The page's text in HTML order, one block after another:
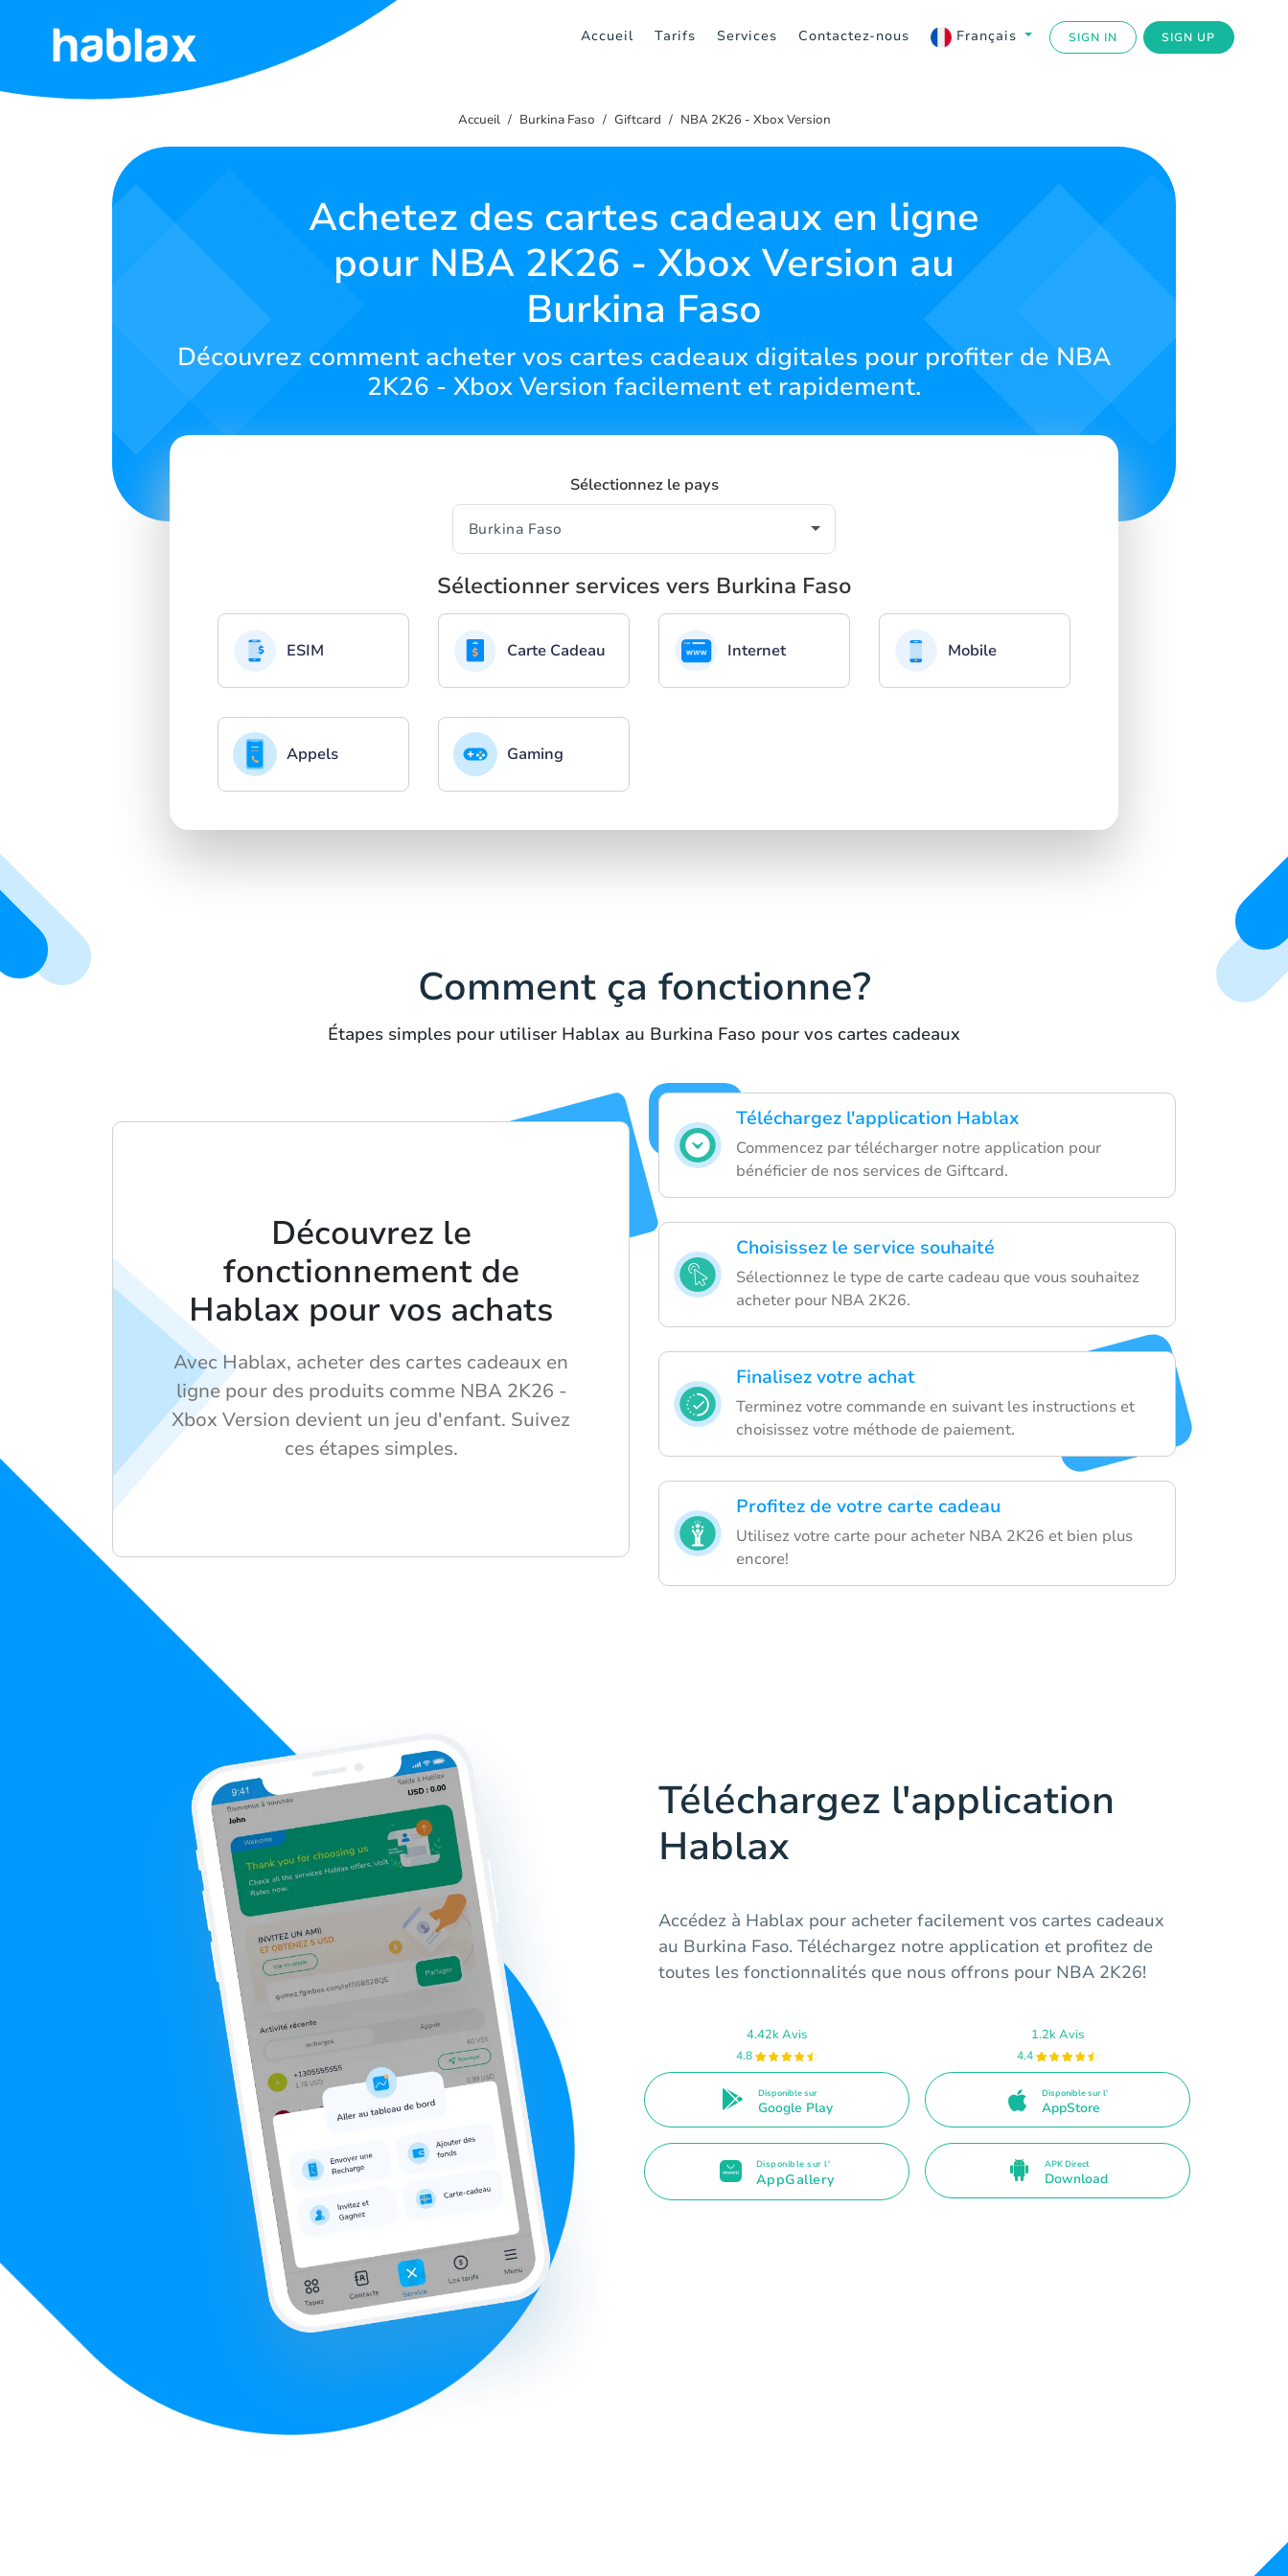
Accueil Tarifs Services Contactez-nous Français SIGN IN SIGN UP
Accueil
Accueil Burkina Faso Giftcard NBA 2K26 - Xbox Version
Achetez des cartes cadeaux en ligne
pour NBA 2K26 - Xbox Version au
Burkina Faso
Découvrez comment acheter vos cartes cadeaux digitales pour profiter de NBA
2K26 - Xbox Version facilement et rapidement.
Sélectionnez le pays
Sélectionner services vers Burkina Faso
ESIM Carte Cadeau Internet Mobile
Appels Gaming
Comment ça fonctionne?
Étapes simples pour utiliser Hablax au Burkina Faso pour vos cartes cadeaux
Téléchargez l'application Hablax
Commencez par télécharger notre application pour
bénéficier de nos services de Giftcard.
Choisissez le service souhaité
Sélectionnez le type de carte cadeau que vous souhaitez
acheter pour NBA 2K26.
Finalisez votre achat
Terminez votre commande en suivant les instructions et
choisissez votre méthode de paiement.
Profitez de votre carte cadeau
Utilisez votre carte pour acheter NBA 2K26 et bien plus
encore!
Découvrez le
fonctionnement de
Hablax pour vos achats
Avec Hablax, acheter des cartes cadeaux en
ligne pour des produits comme NBA 2K26 -
Xbox Version devient un jeu d'enfant. Suivez
ces étapes simples.
Téléchargez l'application
Hablax
Accédez à Hablax pour acheter facilement vos cartes cadeaux
au Burkina Faso. Téléchargez notre application et profitez de
toutes les fonctionnalités que nous offrons pour NBA 2K26!
4.42k Avis
4.8
Disponible sur
Google Play
1.2k Avis
4.4
Disponible sur l'
AppStore
Disponible sur l'
AppGallery
APK Direct
Download